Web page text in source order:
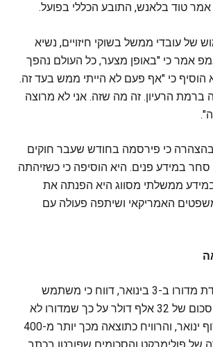
אמר טוד בלאנש, התובע הכללי בפועל.
של עובדי ממשל בשוקי חיזויים, נשיא
אמר כי "באופן מצער, כל העולם נהפך
הוסיף כי "אף פעם לא הייתי ממש בעד זה.
ברמת הרעיון. זה מה שזה. אני לא מרוצה
כי פירסמה בחודש שעבר חוקים
במידע פנים. היא הוסיפה כי כשזיהתה
ממשלתי מסווג היא הפנתה את
האמריקאי ושיתפה פעולה עם
בשעות שלפני לכידת מדורו ב-3 בינואר, דווח כי משתמש
בפולימרקט הימר סכום של 32 אלף דולר על כך שמדורו לא
יהיה בשלטון עד סוף ינואר, והרוויח כתוצאה מכך יותר מ-400